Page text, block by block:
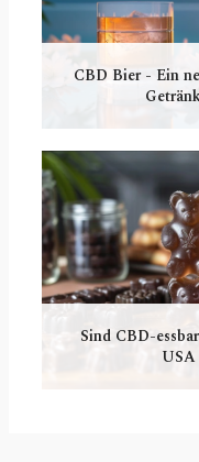
CBD Bier - Ein
Sind CBD-